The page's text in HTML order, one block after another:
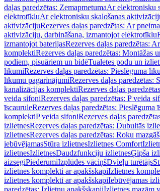
daļas paredzētas: ZemapmetumaAr elektronisku
elektrotīkluAr elektronisku skalošanas
aktivizācijuRezerves daļas paredzētas: Ar
aktivizāciju, darbināšana, izmantojot elektrotīklu
izmantojot baterijasRezerves daļas paredzētas:
komplektiRezerves daļas paredzētas: Montāžas
podiem, pisuāriem un bidēTualetes podu un
līkumiRezerves daļas paredzētas: Pieslēguma
līkumu pagarinājumiRezerves daļas paredzētas:
kanalizācijas komplektiRezerves daļas
veida sifoniRezerves daļas paredzētas: P veida
īscauruleRezerves daļas paredzētas: Pieslēguma
komplektiP veida sifoniRezerves daļas
izlietnesRezerves daļas paredzētas: Dubultās
izlietnesRezerves daļas paredzētas: Roku
iebūvējamasStūra izlietnesIzlietnes Comfort
izlietnesIzlietnesDaudzfunkciju izlietnesĢipša
aizsegiPiederumiIzplūdes vāciņšDvieļu turētājs
izlietnes komplekti ar apakšskapiIzlietnes
izlietnes komplekti ar apakšskapiIebūvējamas
paredzētas: Izlietņu apakšskapjiIzlietnes mazām